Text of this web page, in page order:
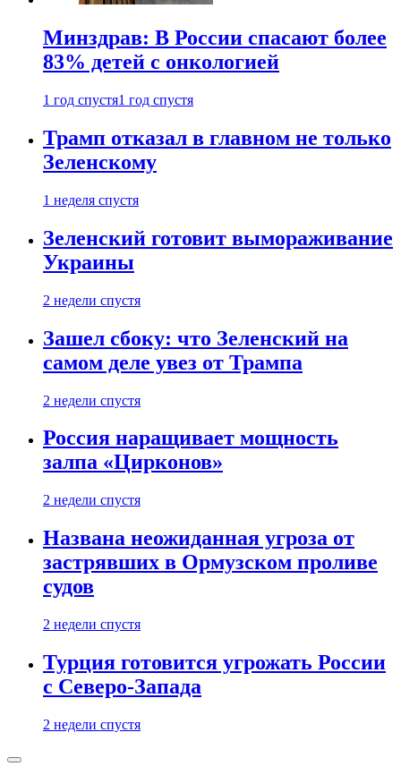
Минздрав: В России спасают более
83% детей с онкологией
1 год спустя1 год спустя
Трамп отказал в главном не только
Зеленскому
1 неделя спустя
Зеленский готовит вымораживание
Украины
2 недели спустя
Зашел сбоку: что Зеленский на
самом деле увез от Трампа
2 недели спустя
Россия наращивает мощность
залпа «Цирконов»
2 недели спустя
Названа неожиданная угроза от
застрявших в Ормузском проливе
судов
2 недели спустя
Турция готовится угрожать России
с Северо-Запада
2 недели спустя